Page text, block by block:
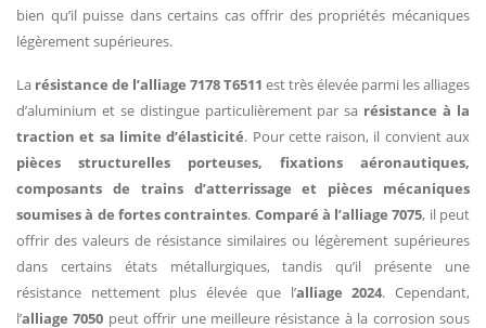
bien qu’il puisse dans certains cas offrir des propriétés mécaniques
légèrement supérieures.
La résistance de l’alliage 7178 T6511 est très élevée parmi les alliages
d’aluminium et se distingue particulièrement par sa résistance à la
traction et sa limite d’élasticité. Pour cette raison, il convient aux
pièces structurelles porteuses, fixations aéronautiques,
composants de trains d’atterrissage et pièces mécaniques
soumises à de fortes contraintes. Comparé à l’alliage 7075, il peut
offrir des valeurs de résistance similaires ou légèrement supérieures
dans certains états métallurgiques, tandis qu’il présente une
résistance nettement plus élevée que l’alliage 2024. Cependant,
l’alliage 7050 peut offrir une meilleure résistance à la corrosion sous